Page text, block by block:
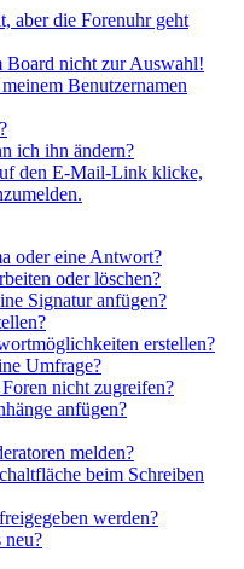
aber die Forenuhr geht
Board nicht zur Auswahl!
Benutzernamen
ich ihn ändern?
den E-Mail-Link klicke,
oder eine Antwort?
oder löschen?
Signatur anfügen?
erstellen?
Umfrage?
nicht zugreifen?
anfügen?
melden?
beim Schreiben
werden?
neu?